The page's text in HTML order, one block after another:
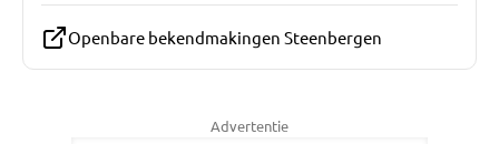
Openbare bekendmakingen Steenbergen
Advertentie